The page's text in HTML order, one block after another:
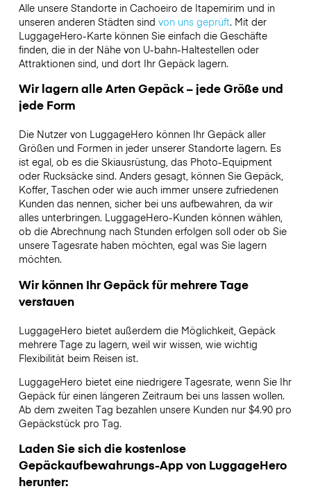
Alle unsere Standorte in Cachoeiro de Itapemirim und in
unseren anderen Städten sind von uns geprüft. Mit der
LuggageHero-Karte können Sie einfach die Geschäfte
finden, die in der Nähe von U-bahn-Haltestellen oder
Attraktionen sind, und dort Ihr Gepäck lagern.
Wir lagern alle Arten Gepäck – jede Größe und
jede Form
Die Nutzer von LuggageHero können Ihr Gepäck aller
Größen und Formen in jeder unserer Standorte lagern. Es
ist egal, ob es die Skiausrüstung, das Photo-Equipment
oder Rucksäcke sind. Anders gesagt, können Sie Gepäck,
Koffer, Taschen oder wie auch immer unsere zufriedenen
Kunden das nennen, sicher bei uns aufbewahren, da wir
alles unterbringen. LuggageHero-Kunden können wählen,
ob die Abrechnung nach Stunden erfolgen soll oder ob Sie
unsere Tagesrate haben möchten, egal was Sie lagern
möchten.
Wir können Ihr Gepäck für mehrere Tage
verstauen
LuggageHero bietet außerdem die Möglichkeit, Gepäck
mehrere Tage zu lagern, weil wir wissen, wie wichtig
Flexibilität beim Reisen ist.
LuggageHero bietet eine niedrigere Tagesrate, wenn Sie Ihr
Gepäck für einen längeren Zeitraum bei uns lassen wollen.
Ab dem zweiten Tag bezahlen unsere Kunden nur $4.90 pro
Gepäckstück pro Tag.
Laden Sie sich die kostenlose
Gepäckaufbewahrungs-App von LuggageHero
herunter: